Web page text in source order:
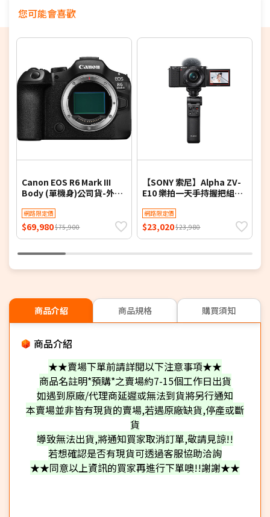
您可能會喜歡
Canon EOS R6 Mark III
Body (單機身)公司貨-外盒
網路限定價
$69,980$75,900
【SONY 索尼】Alpha ZV-
E10 樂拍一天手持握把組合
網路限定價
$23,020$23,980
商品介紹 商品規格 購買須知
商品介紹
★★賣場下單前請詳閱以下注意事項★★
商品名註明*預購*之賣場約7-15個工作日出貨
如遇到原廠/代理商延遲或無法到貨將另行通知
本賣場並非皆有現貨的賣場,若遇原廠缺貨,停產或斷
貨
導致無法出貨,將通知買家取消訂單,敬請見諒!!
若想確認是否有現貨可透過客服協助洽詢
★★同意以上資訊的買家再進行下單噢!!謝謝★★